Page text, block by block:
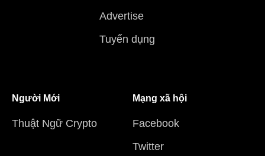
Advertise
Tuyển dụng
Người Mới
Thuật Ngữ Crypto
Mạng xã hội
Facebook
Twitter